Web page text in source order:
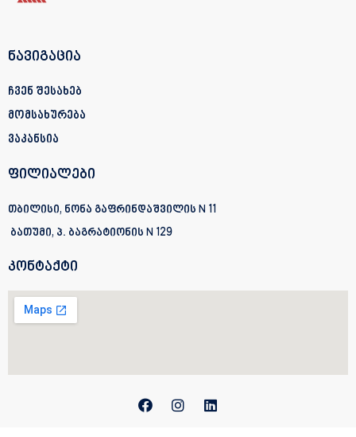
ნავიგაცია
ჩვენ შესახებ
მომსახურება
ვაკანსია
ფილიალები
თბილისი, ნონა გაფრინდაშვილის N 11
ბათუმი, პ. ბაგრატიონის N 129
კონტაქტი